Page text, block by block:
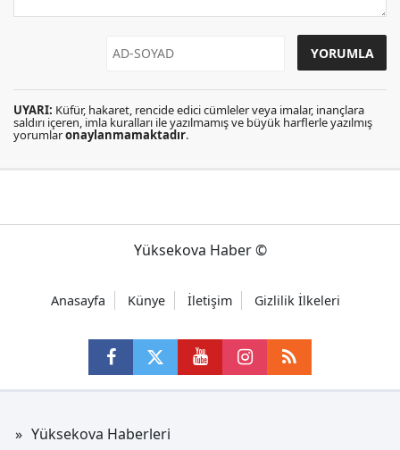
UYARI: Küfür, hakaret, rencide edici cümleler veya imalar, inançlara
saldırı içeren, imla kuralları ile yazılmamış ve büyük harflerle yazılmış
yorumlaronaylanmamaktadır.
Yüksekova Haber ©
Anasayfa Künye İletişim Gizlilik İlkeleri
Yüksekova Haberleri